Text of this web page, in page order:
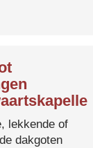
lekkende of
dakgoten